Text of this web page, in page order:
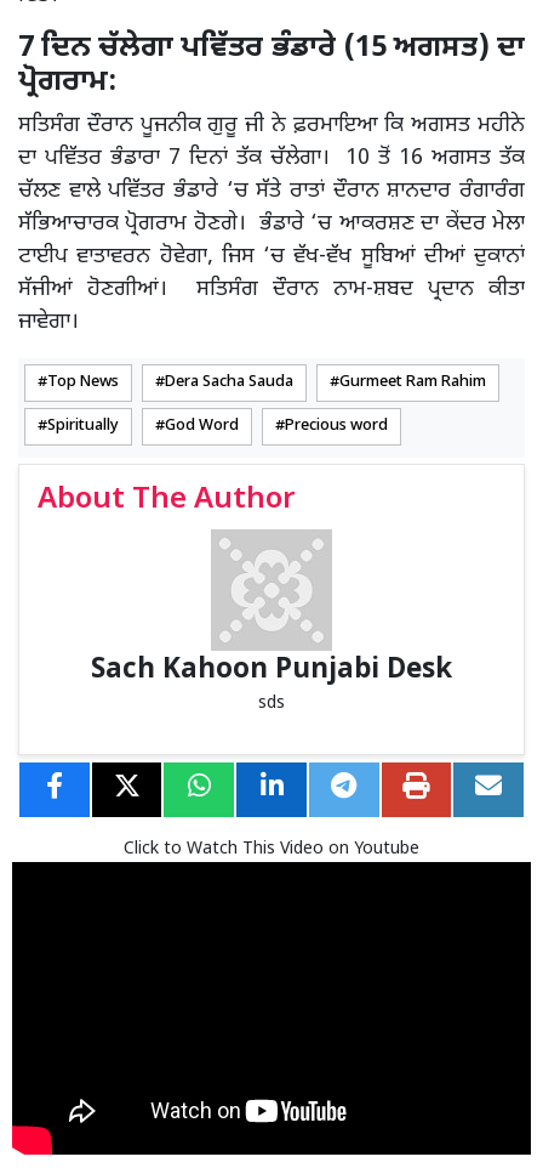
7 ਦਿਨ ਚੱਲੇਗਾ ਪਵਿੱਤਰ ਭੰਡਾਰੇ (15 ਅਗਸਤ) ਦਾ
ਪ੍ਰੋਗਰਾਮ:
ਸਤਿਸੰਗ ਦੌਰਾਨ ਪੂਜਨੀਕ ਗੁਰੂ ਜੀ ਨੇ ਫ਼ਰਮਾਇਆ ਕਿ ਅਗਸਤ ਮਹੀਨੇ
ਦਾ ਪਵਿੱਤਰ ਭੰਡਾਰਾ 7 ਦਿਨਾਂ ਤੱਕ ਚੱਲੇਗਾ। 10 ਤੋਂ 16 ਅਗਸਤ ਤੱਕ
ਚੱਲਣ ਵਾਲੇ ਪਵਿੱਤਰ ਭੰਡਾਰੇ ‘ਚ ਸੱਤੇ ਰਾਤਾਂ ਦੌਰਾਨ ਸ਼ਾਨਦਾਰ ਰੰਗਾਰੰਗ
ਸੱਭਿਆਚਾਰਕ ਪ੍ਰੋਗਰਾਮ ਹੋਣਗੇ। ਭੰਡਾਰੇ ‘ਚ ਆਕਰਸ਼ਣ ਦਾ ਕੇਂਦਰ ਮੇਲਾ
ਟਾਈਪ ਵਾਤਾਵਰਨ ਹੋਵੇਗਾ, ਜਿਸ ‘ਚ ਵੱਖ-ਵੱਖ ਸੂਬਿਆਂ ਦੀਆਂ ਦੁਕਾਨਾਂ
ਸੱਜੀਆਂ ਹੋਣਗੀਆਂ। ਸਤਿਸੰਗ ਦੌਰਾਨ ਨਾਮ-ਸ਼ਬਦ ਪ੍ਰਦਾਨ ਕੀਤਾ
ਜਾਵੇਗਾ।
Top News Dera Sacha Sauda Gurmeet Ram Rahim
Spiritually God Word Precious word
About The Author
Sach Kahoon Punjabi Desk
sds
Click to Watch This Video on Youtube